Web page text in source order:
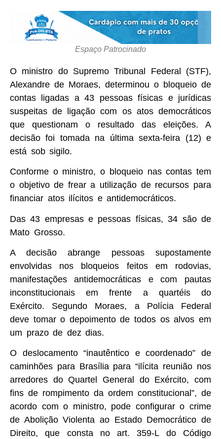
Espaço Patrocinado
O ministro do Supremo Tribunal Federal (STF),
Alexandre de Moraes, determinou o bloqueio de
contas ligadas a 43 pessoas físicas e jurídicas
suspeitas de ligação com os atos democráticos
que questionam o resultado das eleições. A
decisão foi tomada na última sexta-feira (12) e
está sob sigilo.
Conforme o ministro, o bloqueio nas contas tem
o objetivo de frear a utilização de recursos para
financiar atos ilícitos e antidemocráticos.
Das 43 empresas e pessoas físicas, 34 são de
Mato Grosso.
A decisão abrange pessoas supostamente
envolvidas nos bloqueios feitos em rodovias,
manifestações antidemocráticas e com pautas
inconstitucionais em frente a quartéis do
Exército. Segundo Moraes, a Polícia Federal
deve tomar o depoimento de todos os alvos em
um prazo de dez dias.
O deslocamento “inautêntico e coordenado” de
caminhões para Brasília para “ilícita reunião nos
arredores do Quartel General do Exército, com
fins de rompimento da ordem constitucional”, de
acordo com o ministro, pode configurar o crime
de Abolição Violenta ao Estado Democrático de
Direito, que consta no art. 359-L do Código